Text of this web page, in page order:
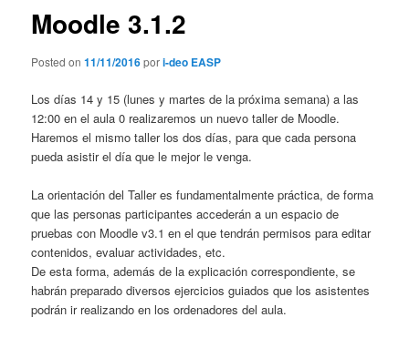
Moodle 3.1.2
Posted on11/11/2016pori-deo EASP
Los días 14 y 15 (lunes y martes de la próxima semana) a las
12:00 en el aula 0 realizaremos un nuevo taller de Moodle.
Haremos el mismo taller los dos días, para que cada persona
pueda asistir el día que le mejor le venga.
La orientación del Taller es fundamentalmente práctica, de forma
que las personas participantes accederán a un espacio de
pruebas con Moodle v3.1 en el que tendrán permisos para editar
contenidos, evaluar actividades, etc.
De esta forma, además de la explicación correspondiente, se
habrán preparado diversos ejercicios guiados que los asistentes
podrán ir realizando en los ordenadores del aula.